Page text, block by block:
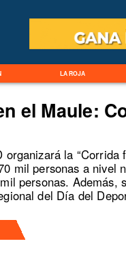
LA ROJA
el Maule:
la
mil personas a nivel
personas. Además,
del Día del